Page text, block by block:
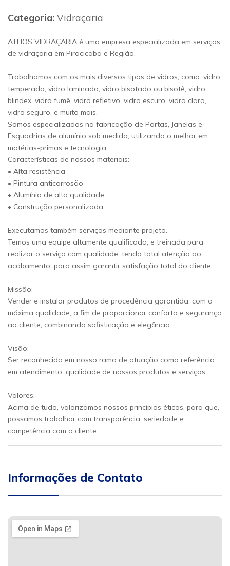
Categoria: Vidraçaria
ATHOS VIDRAÇARIA é uma empresa especializada em serviços
de vidraçaria em Piracicaba e Região.
Trabalhamos com os mais diversos tipos de vidros, como: vidro
temperado, vidro laminado, vidro bisotado ou bisotê, vidro
blindex, vidro fumê, vidro refletivo, vidro escuro, vidro claro,
vidro seguro, e muito mais.
Somos especializados na fabricação de Portas, Janelas e
Esquadrias de alumínio sob medida, utilizando o melhor em
matérias-primas e tecnologia.
Características de nossos materiais:
• Alta resistência
• Pintura anticorrosão
• Alumínio de alta qualidade
• Construção personalizada
Executamos também serviços mediante projeto.
Temos uma equipe altamente qualificada, e treinada para
realizar o serviço com qualidade, tendo total atenção ao
acabamento, para assim garantir satisfação total do cliente.
Missão:
Vender e instalar produtos de procedência garantida, com a
máxima qualidade, a fim de proporcionar conforto e segurança
ao cliente, combinando sofisticação e elegância.
Visão:
Ser reconhecida em nosso ramo de atuação como referência
em atendimento, qualidade de nossos produtos e serviços.
Valores:
Acima de tudo, valorizamos nossos princípios éticos, para que,
possamos trabalhar com transparência, seriedade e
competência com o cliente.
Informações de Contato